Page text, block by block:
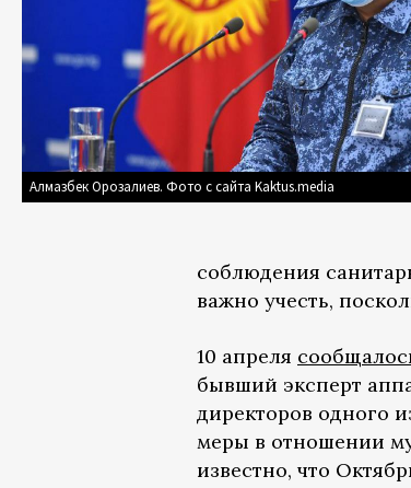
Алмазбек Орозалиев. Фото с сайта Kaktus.media
соблюдения
важно учесть,
10 апреля
бывший эксперт
директоров одного
меры в отношении
известно, что